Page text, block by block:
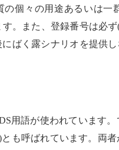
個々の用途あるいは一
。また、登録番号は必ず
ばく露シナリオを提供
用語が使われています
とも呼ばれています。両